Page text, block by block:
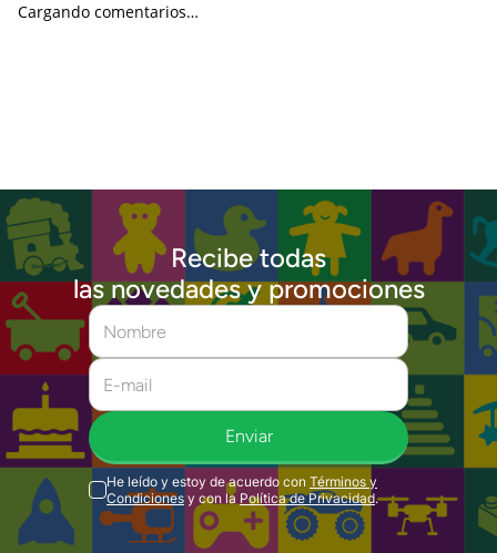
Cargando comentarios…
Recibe todas
las novedades y promociones
Enviar
He leído y estoy de acuerdo con Términos y
Condiciones y con la Política de Privacidad.